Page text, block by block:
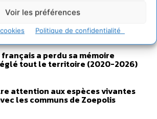
Voir les préférences
Politique de confidentialité
Cdurable
a perdu sa mémoire
tout le territoire (2020-2026)
attention aux espèces vivantes
les communs de Zoepolis